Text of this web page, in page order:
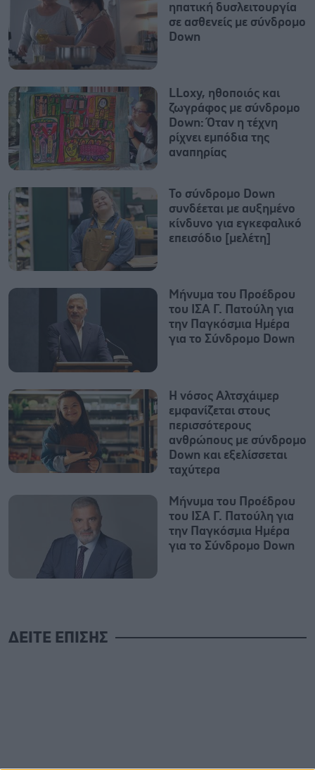
ηπατική δυσλειτουργία
σε ασθενείς με σύνδρομο
Down
LLoxy, ηθοποιός και
ζωγράφος με σύνδρομο
Down: Όταν η τέχνη
ρίχνει εμπόδια της
αναπηρίας
Το σύνδρομο Down
συνδέεται με αυξημένο
κίνδυνο για εγκεφαλικό
επεισόδιο [μελέτη]
Μήνυμα του Προέδρου
του ΙΣΑ Γ. Πατούλη για
την Παγκόσμια Ημέρα
για το Σύνδρομο Down
Η νόσος Αλτσχάιμερ
εμφανίζεται στους
περισσότερους
ανθρώπους με σύνδρομο
Down και εξελίσσεται
ταχύτερα
Μήνυμα του Προέδρου
του ΙΣΑ Γ. Πατούλη για
την Παγκόσμια Ημέρα
για το Σύνδρομο Down
ΔΕΙΤΕ ΕΠΙΣΗΣ